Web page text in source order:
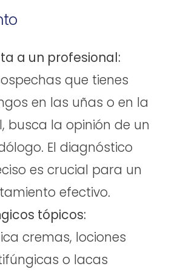
a un profesional:
que tienes
en las uñas o en la
busca la opinión de un
El diagnóstico
es crucial para un
efectivo.
tópicos:
cremas, lociones
o lacas